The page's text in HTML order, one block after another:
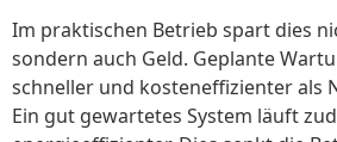
Im praktischen Betrieb spart dies
sondern auch Geld. Geplante
schneller und kosteneffizienter als
Ein gut gewartetes System läuft